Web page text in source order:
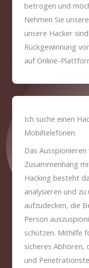
betrogen und
Nehmen Sie
unsere Hacker
Rückgewinnung
auf Online-
Ich suche einen
Mobiltelefonen.
Das
Zusammenhang
Hacking besteht
analysieren und
aufzudecken, die
Person
schützen. Mithilfe
sicheres Abhören,
und